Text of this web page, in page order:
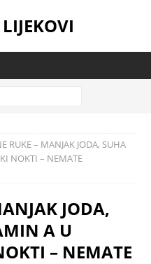
RUKE – MANJAK JODA, SUHA
NOKTI – NEMATE
JODA,
A U
– NEMATE